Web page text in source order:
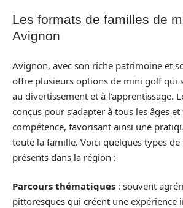
Les formats de familles de
Avignon
Avignon, avec son riche patrimoine et
offre plusieurs options de mini golf qui
au divertissement et à l’apprentissage.
conçus pour s’adapter à tous les âges
compétence, favorisant ainsi une
toute la famille. Voici quelques types
présents dans la région :
Parcours thématiques : souvent
pittoresques qui créent une expérience